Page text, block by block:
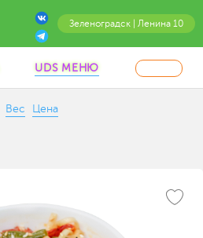
Зеленоградск | Ленина 10
UDS МЕНЮ
Вес Цена